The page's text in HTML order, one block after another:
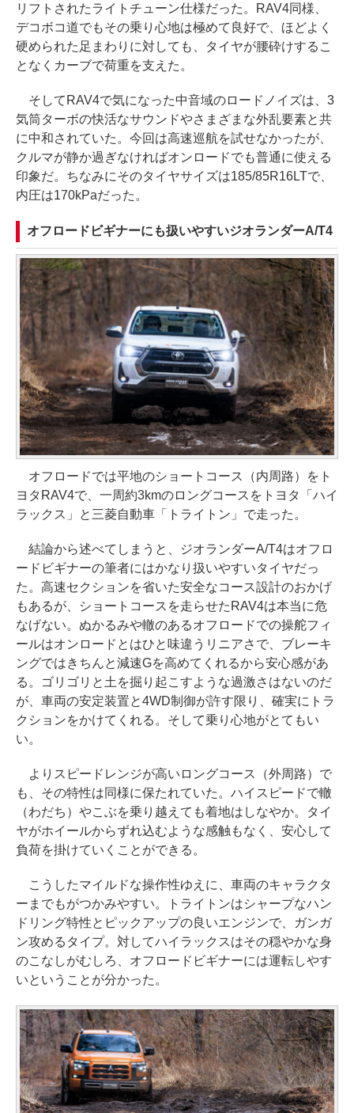
リフトされたライトチューン仕様だった。RAV4同様、
デコボコ道でもその乗り心地は極めて良好で、ほどよく
硬められた足まわりに対しても、タイヤが腰砕けするこ
となくカーブで荷重を支えた。
そしてRAV4で気になった中音域のロードノイズは、3
気筒ターボの快活なサウンドやさまざまな外乱要素と共
に中和されていた。今回は高速巡航を試せなかったが、
クルマが静か過ぎなければオンロードでも普通に使える
印象だ。ちなみにそのタイヤサイズは185/85R16LTで、
内圧は170kPaだった。
オフロードビギナーにも扱いやすいジオランダーA/T4
オフロードでは平地のショートコース（内周路）をト
ヨタRAV4で、一周約3kmのロングコースをトヨタ「ハイ
ラックス」と三菱自動車「トライトン」で走った。
結論から述べてしまうと、ジオランダーA/T4はオフロ
ードビギナーの筆者にはかなり扱いやすいタイヤだっ
た。高速セクションを省いた安全なコース設計のおかげ
もあるが、ショートコースを走らせたRAV4は本当に危
なげない。ぬかるみや轍のあるオフロードでの操舵フィ
ールはオンロードとはひと味違うリニアさで、ブレーキ
ングではきちんと減速Gを高めてくれるから安心感があ
る。ゴリゴリと土を掘り起こすような過激さはないのだ
が、車両の安定装置と4WD制御が許す限り、確実にトラ
クションをかけてくれる。そして乗り心地がとてもい
い。
よりスピードレンジが高いロングコース（外周路）で
も、その特性は同様に保たれていた。ハイスピードで轍
（わだち）やこぶを乗り越えても着地はしなやか。タイ
ヤがホイールからずれ込むような感触もなく、安心して
負荷を掛けていくことができる。
こうしたマイルドな操作性ゆえに、車両のキャラクタ
ーまでもがつかみやすい。トライトンはシャープなハン
ドリング特性とピックアップの良いエンジンで、ガンガ
ン攻めるタイプ。対してハイラックスはその穏やかな身
のこなしがむしろ、オフロードビギナーには運転しやす
いということが分かった。